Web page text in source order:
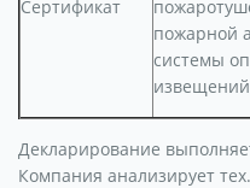
Сертификат
пожарной
системы
Декларирование
Компания анализирует